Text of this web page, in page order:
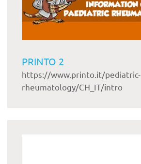
PRINTO 2
https://www.printo.it/pediatric-
rheumatology/CH_IT/intro